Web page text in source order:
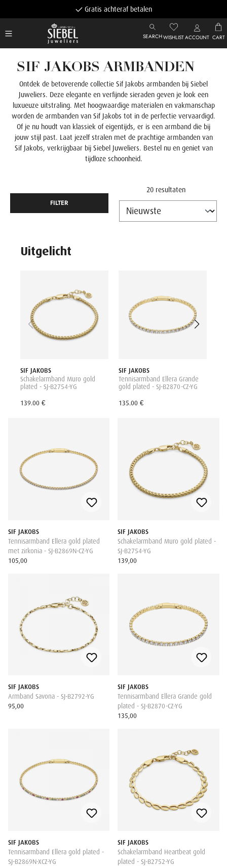
Gratis achteraf betalen
SEARCHWISHLISTACCOUNT CART
SIF JAKOBS ARMBANDEN
Ontdek de betoverende collectie Sif Jakobs armbanden bij Siebel
Juweliers. Deze elegante en verfijnde sieraden geven je look een
luxueuze uitstraling. Met hoogwaardige materialen en vakmanschap
worden de armbanden van Sif Jakobs tot in de perfectie vervaardigd.
Of je nu houdt van klassiek of eigentijds, er is een armband die bij
jouw stijl past. Laat jezelf stralen met de prachtige armbanden van
Sif Jakobs, verkrijgbaar bij Siebel Juweliers. Bestel nu en geniet van
tijdloze schoonheid.
FILTER
20 resultaten
Uitgelicht
SIF JAKOBS
Schakelarmband Muro gold
plated - SJ-B2754-YG
139.00 €
SIF JAKOBS
Tennisarmband Ellera Grande
gold plated - SJ-B2870-CZ-YG
135.00 €
SIF JAKOBS
Tennisarmband Ellera gold plated
met zirkonia - SJ-B2869N-CZ-YG
105,00
SIF JAKOBS
Schakelarmband Muro gold plated -
SJ-B2754-YG
139,00
SIF JAKOBS
Armband Savona - SJ-B2792-YG
95,00
SIF JAKOBS
Tennisarmband Ellera Grande gold
plated - SJ-B2870-CZ-YG
135,00
SIF JAKOBS
Tennisarmband Ellera gold plated -
SJ-B2869N-XCZ-YG
SIF JAKOBS
Schakelarmband Heartbeat gold
plated - SJ-B2752-YG